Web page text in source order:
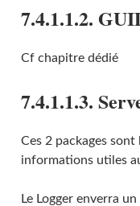
7.4.1.1.2.
Cf chapitre dédié
7.4.1.1.3.
Ces 2 packages
informations utiles
Le Logger enverra